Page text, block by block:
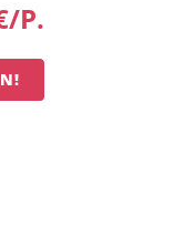
P.